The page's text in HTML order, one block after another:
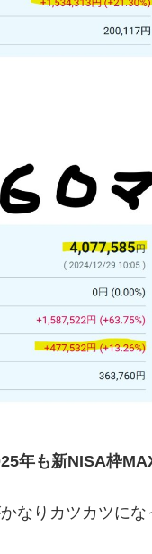
年も新NISA枠
なりカツカツにな